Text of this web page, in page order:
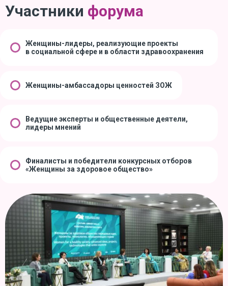
Участники форума
Женщины-лидеры, реализующие проекты
в социальной сфере и в области здравоохранения
Женщины-амбассадоры ценностей ЗОЖ
Ведущие эксперты и общественные деятели,
лидеры мнений
Финалисты и победители конкурсных отборов
«Женщины за здоровое общество»